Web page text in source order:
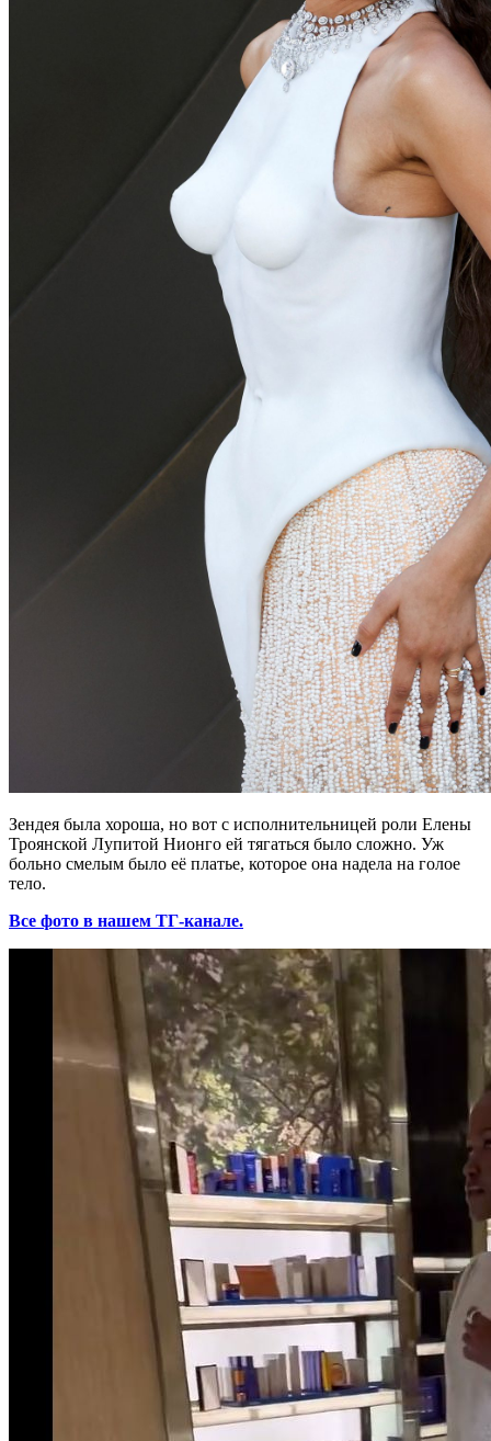
Зендея была хороша, но вот с исполнительницей роли Елены
Троянской Лупитой Нионго ей тягаться было сложно. Уж
больно смелым было её платье, которое она надела на голое
тело.
Все фото в нашем ТГ-канале.